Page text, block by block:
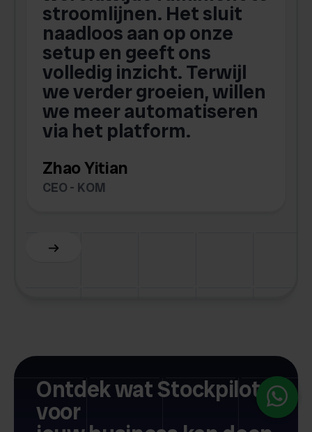
stroomlijnen. Het sluit
naadloos aan op onze
setup en geeft ons
volledig inzicht. Terwijl
we verder groeien, willen
we meer automatiseren
via het platform.
Zhao Yitian
CEO - KOM
Slide 6 of 6.
Ontdek wat Stockpilot
voor